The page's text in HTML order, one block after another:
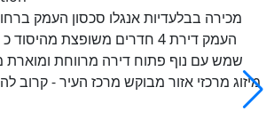
מכירה בבלעדיות אנגלו סכסון העמק
שמש עם נוף פתוח דירה מרווחת
מיזוג מרכזי אזור מבוקש מרכז העיר - קרוב